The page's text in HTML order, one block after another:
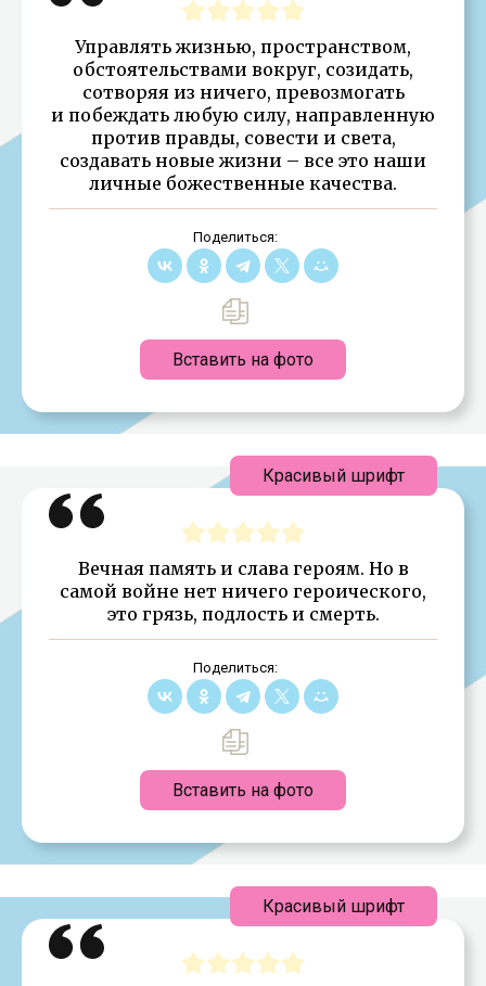
Управлять жизнью, пространством,
обстоятельствами вокруг, созидать,
сотворяя из ничего, превозмогать
и побеждать любую силу, направленную
против правды, совести и света,
создавать новые жизни – все это наши
личные божественные качества.
Поделиться:
Вставить на фото
Вечная память и слава героям. Но в
самой войне нет ничего героического,
это грязь, подлость и смерть.
Поделиться:
Вставить на фото
Красивый шрифт
Красивый шрифт